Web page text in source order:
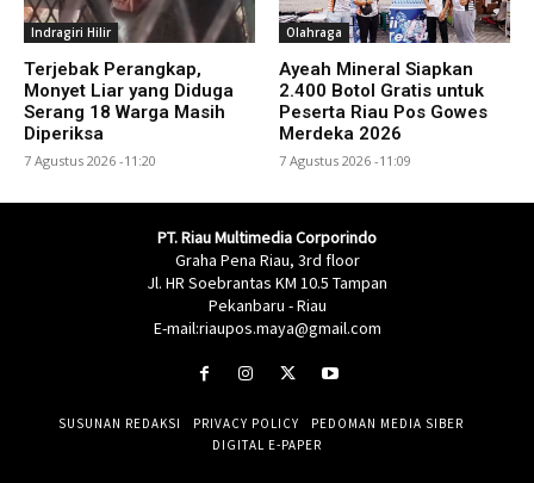
Indragiri Hilir
Terjebak Perangkap,
Monyet Liar yang Diduga
Serang 18 Warga Masih
Diperiksa
7 Agustus 2026 -11:20
Olahraga
Ayeah Mineral Siapkan
2.400 Botol Gratis untuk
Peserta Riau Pos Gowes
Merdeka 2026
7 Agustus 2026 -11:09
PT. Riau Multimedia Corporindo
Graha Pena Riau, 3rd floor
Jl. HR Soebrantas KM 10.5 Tampan
Pekanbaru - Riau
E-mail:riaupos.maya@gmail.com
SUSUNAN REDAKSI PRIVACY POLICY
PEDOMAN MEDIA SIBER
DIGITAL E-PAPER